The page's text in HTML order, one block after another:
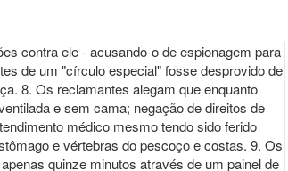
contra ele - acusando-o de espionagem para
de um "círculo especial" fosse desprovido de
8. Os reclamantes alegam que enquanto
e sem cama; negação de direitos de
médico mesmo tendo sido ferido
e vértebras do pescoço e costas. 9. Os
quinze minutos através de um painel de